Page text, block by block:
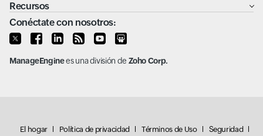
Recursos
Conéctate con nosotros:
ManageEnginees una división de Zoho Corp.
El hogar Política de privacidad Términos de Uso Seguridad